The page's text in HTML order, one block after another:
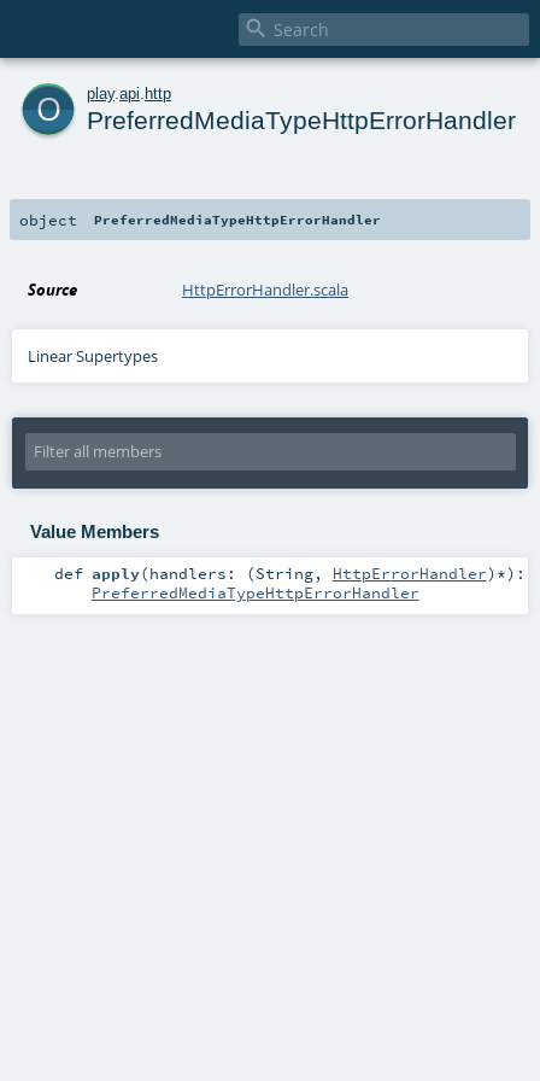

o play. api http
PreferredMediaTypeHttpErrorHandler
object PreferredMediaTypeHttpErrorHandler
Source HttpErrorHandler.scala
Linear Supertypes
Value Members
def apply(handlers: (String, HttpErrorHandler)*) :
PreferredMediaTypeHttpErrorHandler